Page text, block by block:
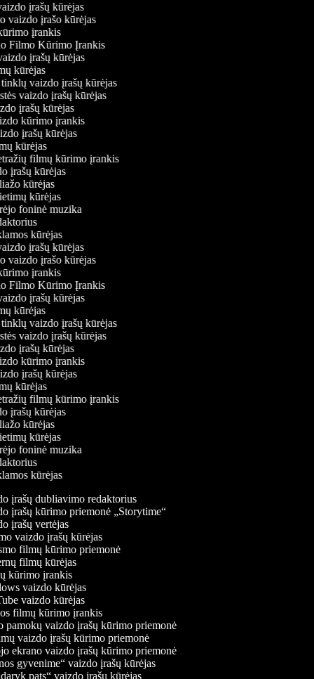
įrašų kūrėjas
vaizdo įrašo kūrėjas
įrankis
Filmo Kūrimo Įrankis
įrašų kūrėjas
kūrėjas
tinklų vaizdo įrašų kūrėjas
vaizdo įrašų kūrėjas
įrašų kūrėjas
kūrimo įrankis
įrašų kūrėjas
kūrėjas
filmų kūrimo įrankis
įrašų kūrėjas
kūrėjas
kūrėjas
foninė muzika
kūrėjas
įrašų kūrėjas
vaizdo įrašo kūrėjas
įrankis
Filmo Kūrimo Įrankis
įrašų kūrėjas
kūrėjas
tinklų vaizdo įrašų kūrėjas
vaizdo įrašų kūrėjas
įrašų kūrėjas
kūrimo įrankis
įrašų kūrėjas
kūrėjas
filmų kūrimo įrankis
įrašų kūrėjas
kūrėjas
kūrėjas
foninė muzika
kūrėjas
įrašų dubliavimo redaktorius
įrašų kūrimo priemonė „Storytime“
įrašų vertėjas
vaizdo įrašų kūrėjas
filmų kūrimo priemonė
filmų kūrėjas
kūrimo įrankis
vaizdo kūrėjas
vaizdo kūrėjas
filmų kūrimo įrankis
vaizdo įrašų kūrimo priemonė
vaizdo įrašų kūrimo priemonė
ekrano vaizdo įrašų kūrimo priemonė
gyvenime“ vaizdo įrašų kūrėjas
pats“ vaizdo įrašų kūrėjas